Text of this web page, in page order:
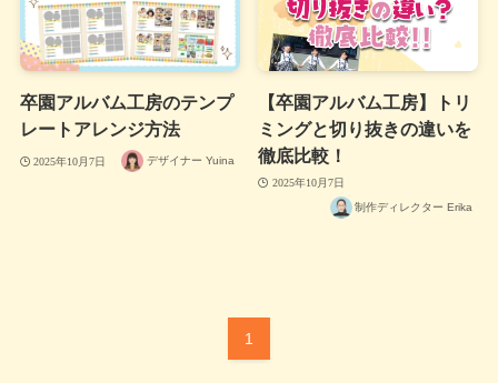
卒園アルバム工房のテンプ
レートアレンジ方法
2025年10月7日 デザイナー Yuina
【卒園アルバム工房】トリ
ミングと切り抜きの違いを
徹底比較！
2025年10月7日
制作ディレクター Erika
1